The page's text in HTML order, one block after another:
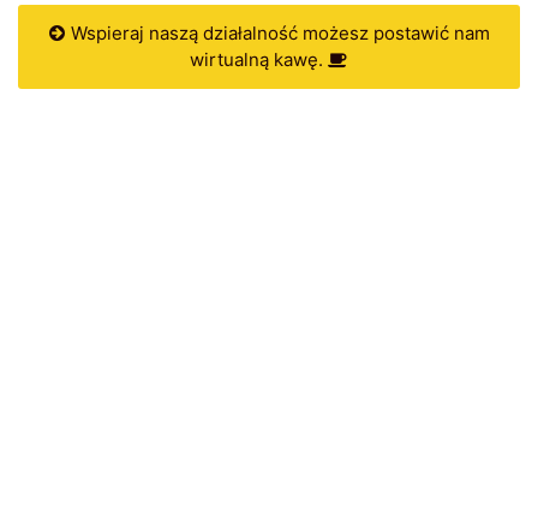
Wspieraj naszą działalność możesz postawić nam
wirtualną kawę.